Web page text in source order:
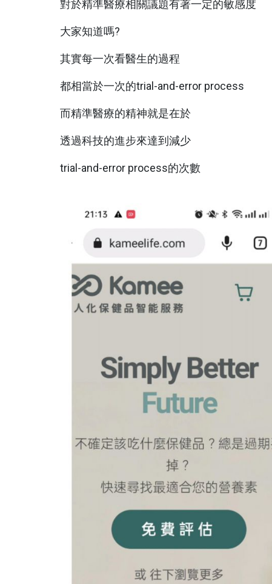
對於精準醫療相關議題有著一定的敏感度
大家知道嗎?
其實每一次看醫生的過程
都相當於一次的trial-and-error process
而精準醫療的精神就是在於
透過科技的進步來達到減少
trial-and-error process的次數